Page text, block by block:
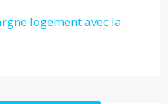
logement avec la